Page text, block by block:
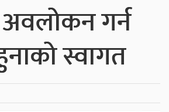
अवलोकन गर्न
स्वागत